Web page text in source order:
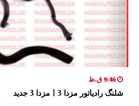
9:46 ق.ظ
شلنگ رادیاتور مزدا 3 | مزدا 3 جدید